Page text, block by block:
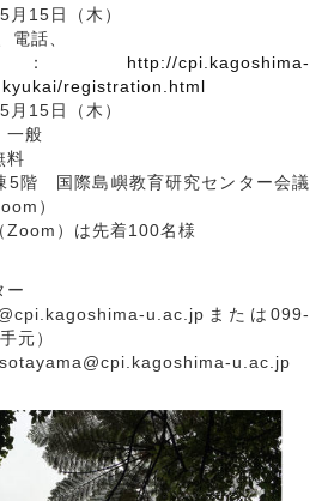
月15日（木）
電話、
： http://cpi.kagoshima-
registration.html
月15日（木）
一般
料
5階 国際島嶼教育研究センター会議
）
Zoom）は先着100名様
ー
u.ac.jpまたは099-
元）
u.ac.jp